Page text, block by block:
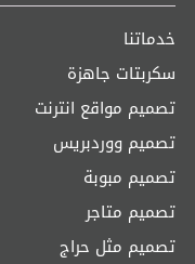
خدماتنا
سكربتات جاهزة
تصميم مواقع انترنت
تصميم ووردبريس
تصميم مبوبة
تصميم متاجر
تصميم مثل حراج